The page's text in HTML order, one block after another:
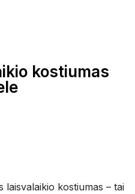
kostiumas
laisvalaikio kostiumas – tai